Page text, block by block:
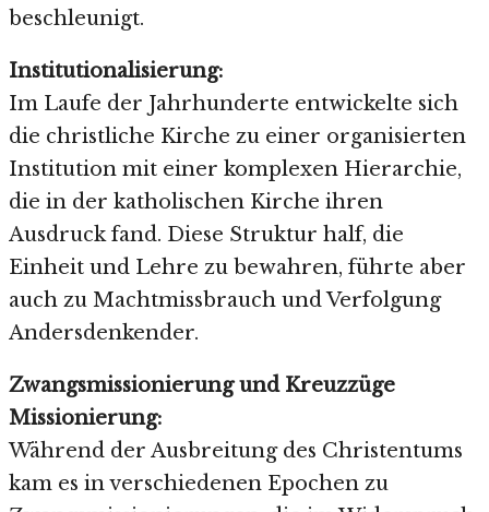
beschleunigt.
Institutionalisierung:
Im Laufe der Jahrhunderte entwickelte sich
die christliche Kirche zu einer organisierten
Institution mit einer komplexen Hierarchie,
die in der katholischen Kirche ihren
Ausdruck fand. Diese Struktur half, die
Einheit und Lehre zu bewahren, führte aber
auch zu Machtmissbrauch und Verfolgung
Andersdenkender.
Zwangsmissionierung und Kreuzzüge
Missionierung:
Während der Ausbreitung des Christentums
kam es in verschiedenen Epochen zu